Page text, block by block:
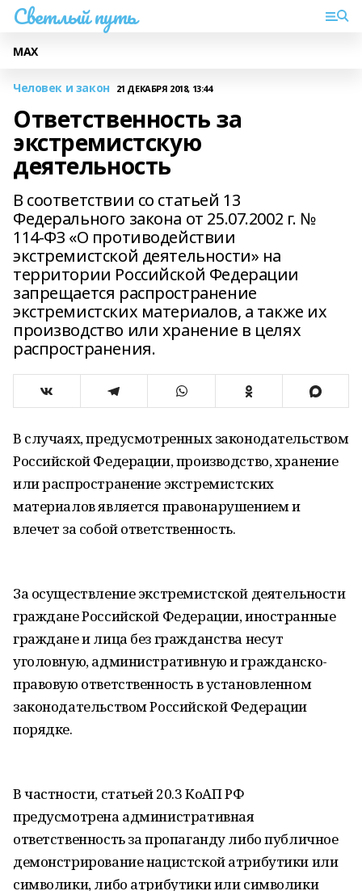
Светлый путь
МАХ
Человек и закон 21 ДЕКАБРЯ 2018, 13:44
Ответственность за
экстремистскую
деятельность
В соответствии со статьей 13
Федерального закона от 25.07.2002 г. №
114-ФЗ «О противодействии
экстремистской деятельности» на
территории Российской Федерации
запрещается распространение
экстремистских материалов, а также их
производство или хранение в целях
распространения.
В случаях, предусмотренных законодательством
Российской Федерации, производство, хранение
или распространение экстремистских
материалов является правонарушением и
влечет за собой ответственность.
За осуществление экстремистской деятельности
граждане Российской Федерации, иностранные
граждане и лица без гражданства несут
уголовную, административную и гражданско-
правовую ответственность в установленном
законодательством Российской Федерации
порядке.
В частности, статьей 20.3 КоАП РФ
предусмотрена административная
ответственность за пропаганду либо публичное
демонстрирование нацистской атрибутики или
символики, либо атрибутики или символики